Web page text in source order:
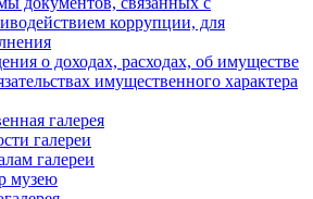
коррупции, для
о доходах, расходах, об имуществе
имущественного характера
галерея
галереи
галереи
музею